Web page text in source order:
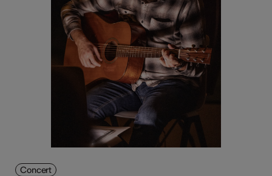
Concert